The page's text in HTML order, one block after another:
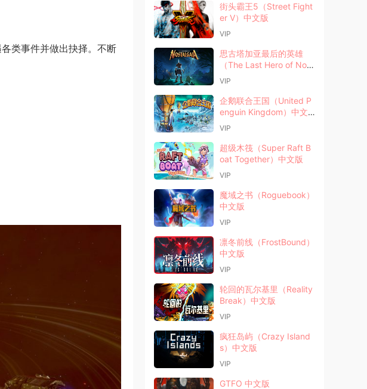
类事件并做出抉择。不断
街头霸王5（Street Fight
er V）中文版
VIP
思古塔加亚最后的英雄
（The Last Hero of Nost
algaia）中文版
VIP
企鹅联合王国（United P
enguin Kingdom）中文
版
VIP
超级木筏（Super Raft B
oat Together）中文版
VIP
魔域之书（Roguebook）
中文版
VIP
凛冬前线（FrostBound）
中文版
VIP
轮回的瓦尔基里（Reality
Break）中文版
VIP
疯狂岛屿（Crazy Island
s）中文版
VIP
GTFO 中文版